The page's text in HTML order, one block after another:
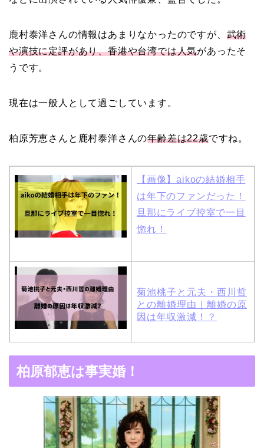
10年！
はスポーツジム！キュー
鹿村泰洋さんの情報はあまりなかったのですが、 武術
や演技に定評があり、香港や台湾では人気があったそ
うです。
現在は一般人として過ごしています。
柏原芳恵さんと鹿村泰洋さんの年齢差は22歳ですね。
【画像】aikoの結婚相手
は年下のファンだった！
旦那にライブ控室で一目
惚れ！
菊池桃子と元夫・西川哲
との離婚理由｜離婚の原
因は年収激減！？
MAP」！憧れの人との共
演でキムタクがド緊張！
柏原郁恵は事実婚！